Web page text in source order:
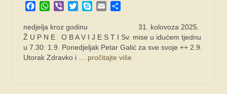
FORUMFacebook
WhatsApp
Viber TwitterSkypeEmail
nedjelja kroz godinu 31. kolovoza 2025.
Ž U P N E O B A V I J E S T I Sv. mise u idućem tjednu
u 7.30: 1.9. Ponedjeljak Petar Galić za sve svoje ++ 2.9.
Utorak Zdravko i … pročitajte više